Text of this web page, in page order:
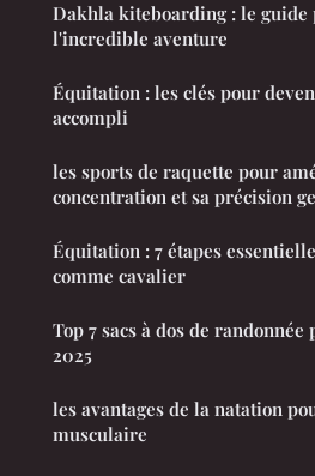
Dakhla kiteboarding : le guide
l'incredible aventure
Équitation : les clés pour
accompli
les sports de raquette pour
concentration et sa précision
Équitation : 7 étapes
comme cavalier
Top 7 sacs à dos de
2025
les avantages de la natation
musculaire